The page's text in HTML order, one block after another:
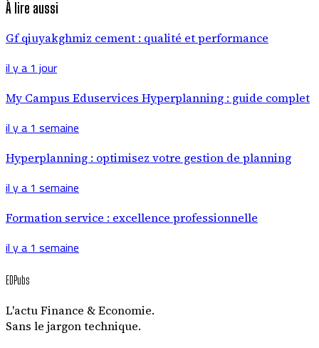
À lire aussi
Gf qiuyakghmiz cement : qualité et performance
il y a 1 jour
My Campus Eduservices Hyperplanning : guide complet
il y a 1 semaine
Hyperplanning : optimisez votre gestion de planning
il y a 1 semaine
Formation service : excellence professionnelle
il y a 1 semaine
EDPubs
L'actu Finance & Economie.
Sans le jargon technique.